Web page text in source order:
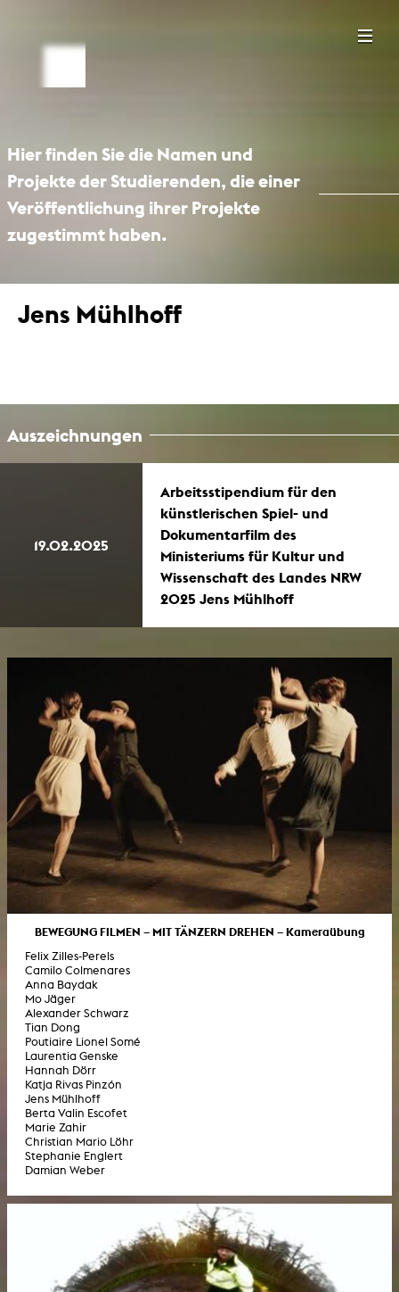
Hier finden Sie die Namen und
Projekte der Studierenden, die einer
Veröffentlichung ihrer Projekte
zugestimmt haben.
Jens Mühlhoff
Auszeichnungen
19.02.2025
Arbeitsstipendium für den
künstlerischen Spiel- und
Dokumentarfilm des
Ministeriums für Kultur und
Wissenschaft des Landes NRW
2025 Jens Mühlhoff
BEWEGUNG FILMEN – MIT TÄNZERN DREHEN – Kameraübung
Felix Zilles-Perels
Camilo Colmenares
Anna Baydak
Mo Jäger
Alexander Schwarz
Tian Dong
Poutiaire Lionel Somé
Laurentia Genske
Hannah Dörr
Katja Rivas Pinzón
Jens Mühlhoff
Berta Valin Escofet
Marie Zahir
Christian Mario Löhr
Stephanie Englert
Damian Weber